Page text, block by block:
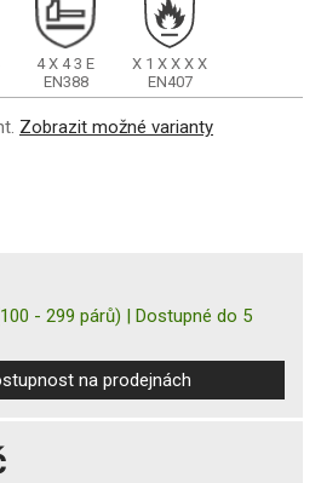
4X 43 E
EN388
X 1 X X X X
EN407
Zobrazit možné varianty
- 299 párů) | Dostupné do 5
na prodejnách